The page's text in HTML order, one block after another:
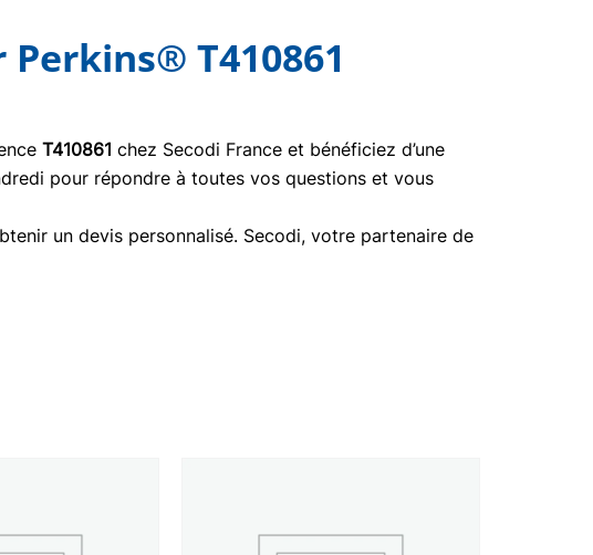
T410861
T410861 chez Secodi France et bénéficiez d’une
pour répondre à toutes vos questions et vous
un devis personnalisé. Secodi, votre partenaire de